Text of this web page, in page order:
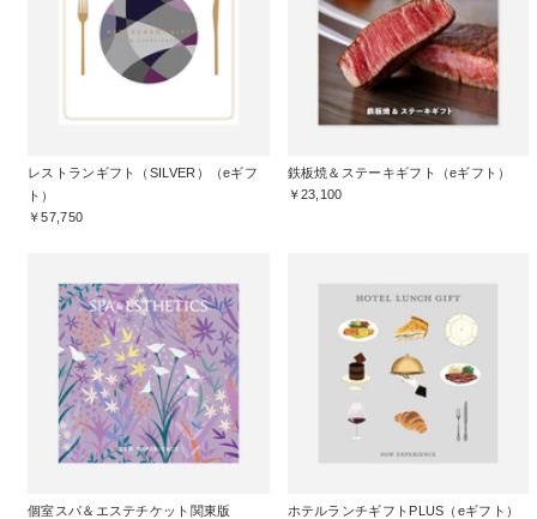
レストランギフト（SILVER）（eギフ
ト）
￥57,750
鉄板焼＆ステーキギフト（eギフト）
￥23,100
個室スパ＆エステチケット関東版
ホテルランチギフトPLUS（eギフト）